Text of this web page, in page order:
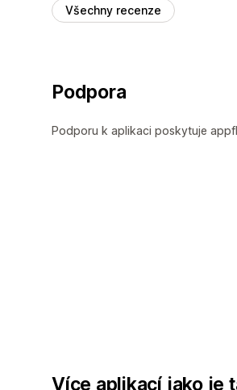
Všechny recenze
Podpora
Podporu k aplikaci poskytuje
Více aplikací jako je